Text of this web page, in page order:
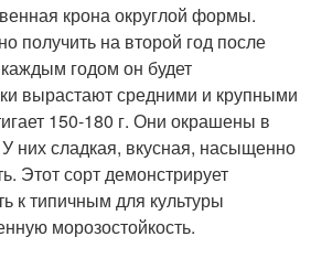
крона округлой формы.
получить на второй год после
годом он будет
вырастают средними и крупными
150-180 г. Они окрашены в
них сладкая, вкусная, насыщенно
Этот сорт демонстрирует
к типичным для культуры
морозостойкость.